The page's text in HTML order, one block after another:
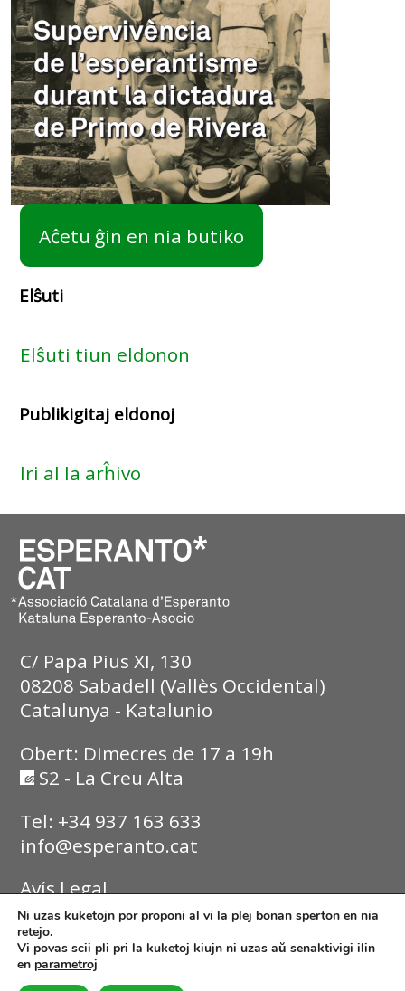
Aĉetu ĝin en nia butiko
Elŝuti
Elŝuti tiun eldonon
Publikigitaj eldonoj
Iri al la arĥivo
C/ Papa Pius XI, 130
08208 Sabadell (Vallès Occidental)
Catalunya - Katalunio
Obert: Dimecres de 17 a 19h
S2 - La Creu Alta
Tel: +34 937 163 633
info@esperanto.cat
Avís Legal
Política de Privadesa
Política de Cookies
Ni uzas kuketojn por proponi al vi la plej bonan sperton en nia
retejo.
Vi povas scii pli pri la kuketoj kiujn ni uzas aŭ senaktivigi ilin
en parametroj